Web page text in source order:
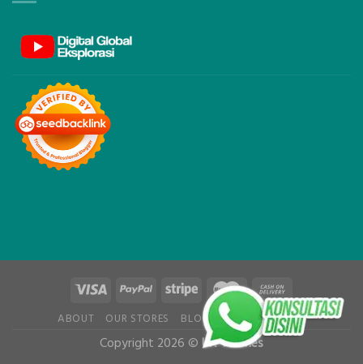
ABOUT OUR STORES BLOG CONTACT FAQ
Copyright 2026 © UX Themes